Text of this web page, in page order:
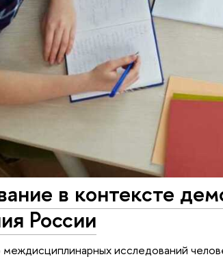
в контексте
России
исследований